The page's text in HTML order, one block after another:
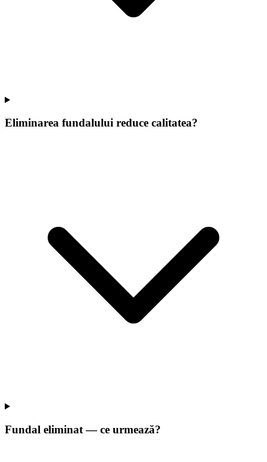
Eliminarea fundalului reduce calitatea?
Fundal eliminat — ce urmează?